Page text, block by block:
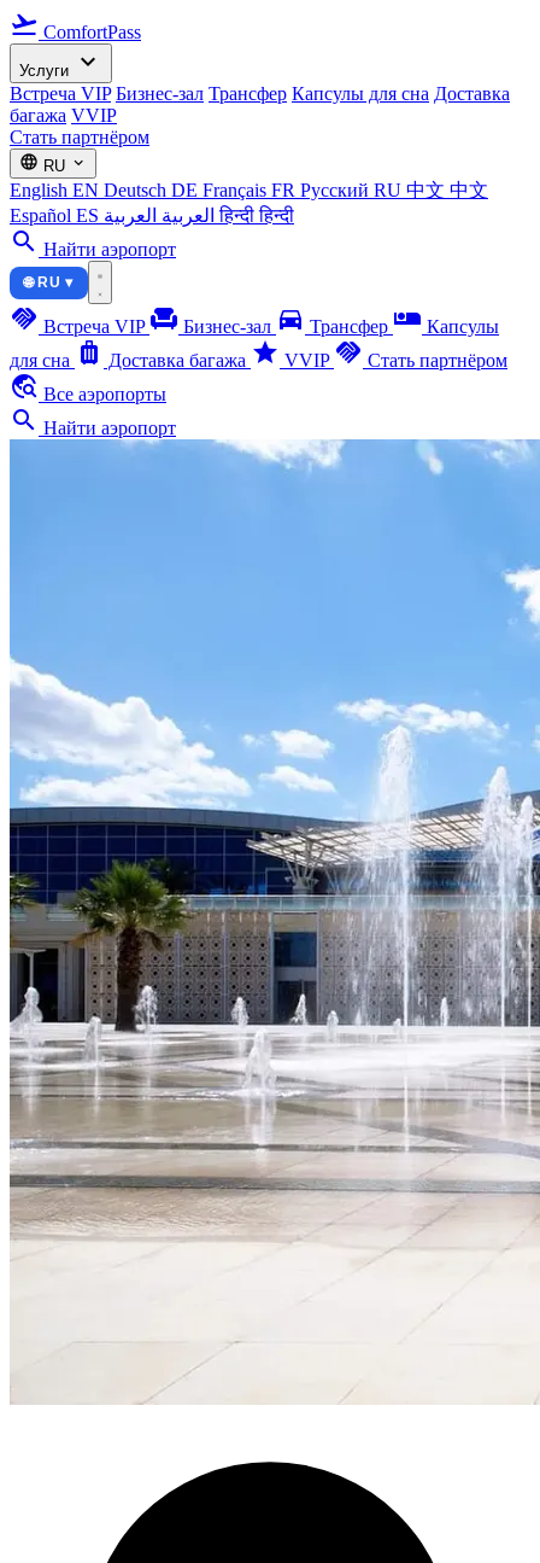
flight_takeoff ComfortPass
Услуги expand_more
Встреча VIP Бизнес-зал Трансфер Капсулы для сна Доставка
багажа VVIP
Стать партнёром
language RU expand_more
English EN Deutsch DE Français FR Русский RU 中文 中文
Español ES العربية العربية हिन्दीहिन्दी
search Найти аэропорт
🌐 RU ▾
handshake Встреча VIP chair Бизнес-зал directions_car Трансфер airline_seat_individual_suite Капсулы
для сна luggage Доставка багажа star VVIP handshake Стать партнёром
travel_explore Все аэропорты
search Найти аэропорт